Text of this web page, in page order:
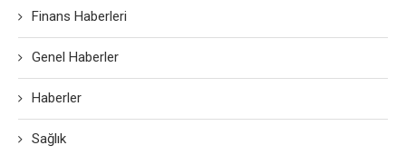
Finans Haberleri
Genel Haberler
Haberler
Sağlık